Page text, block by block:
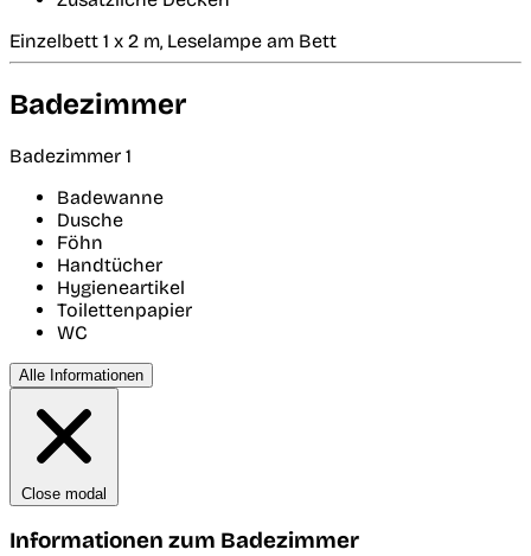
Einzelbett 1 x 2 m, Leselampe am Bett
Badezimmer
Badezimmer 1
Badewanne
Dusche
Föhn
Handtücher
Hygieneartikel
Toilettenpapier
WC
Alle Informationen
Close modal
Informationen zum Badezimmer